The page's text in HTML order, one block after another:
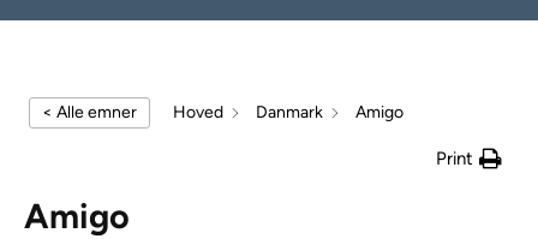
< Alle emner Hoved Danmark Amigo
Print
Amigo